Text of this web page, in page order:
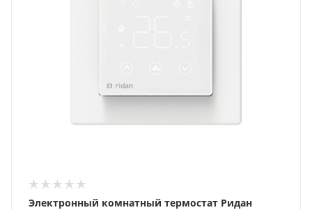
Электронный комнатный термостат Ридан